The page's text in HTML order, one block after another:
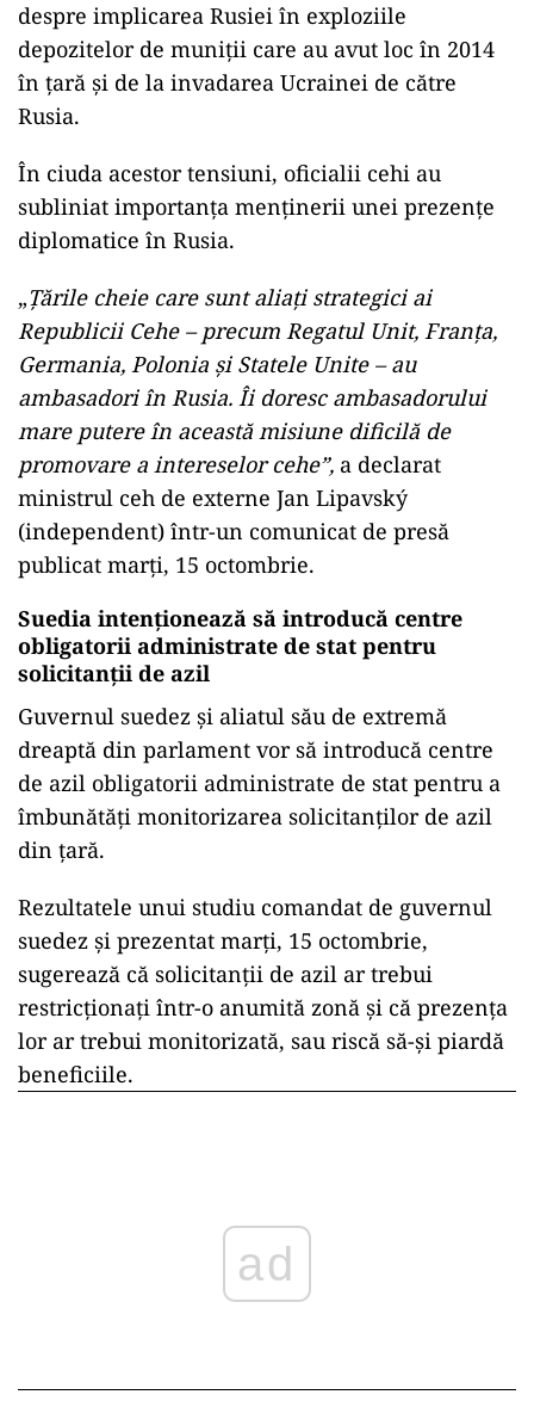
despre implicarea Rusiei în exploziile
depozitelor de muniții care au avut loc în 2014
în țară și de la invadarea Ucrainei de către
Rusia.
În ciuda acestor tensiuni, oficialii cehi au
subliniat importanța menținerii unei prezențe
diplomatice în Rusia.
„Țările cheie care sunt aliați strategici ai
Republicii Cehe – precum Regatul Unit, Franța,
Germania, Polonia și Statele Unite – au
ambasadori în Rusia. Îi doresc ambasadorului
mare putere în această misiune dificilă de
promovare a intereselor cehe”, a declarat
ministrul ceh de externe Jan Lipavský
(independent) într-un comunicat de presă
publicat marți, 15 octombrie.
Suedia intenționează să introducă centre
obligatorii administrate de stat pentru
solicitanții de azil
Guvernul suedez și aliatul său de extremă
dreaptă din parlament vor să introducă centre
de azil obligatorii administrate de stat pentru a
îmbunătăți monitorizarea solicitanților de azil
din țară.
Rezultatele unui studiu comandat de guvernul
suedez și prezentat marți, 15 octombrie,
sugerează că solicitanții de azil ar trebui
restricționați într-o anumită zonă și că prezența
lor ar trebui monitorizată, sau riscă să-și piardă
beneficiile.
ad